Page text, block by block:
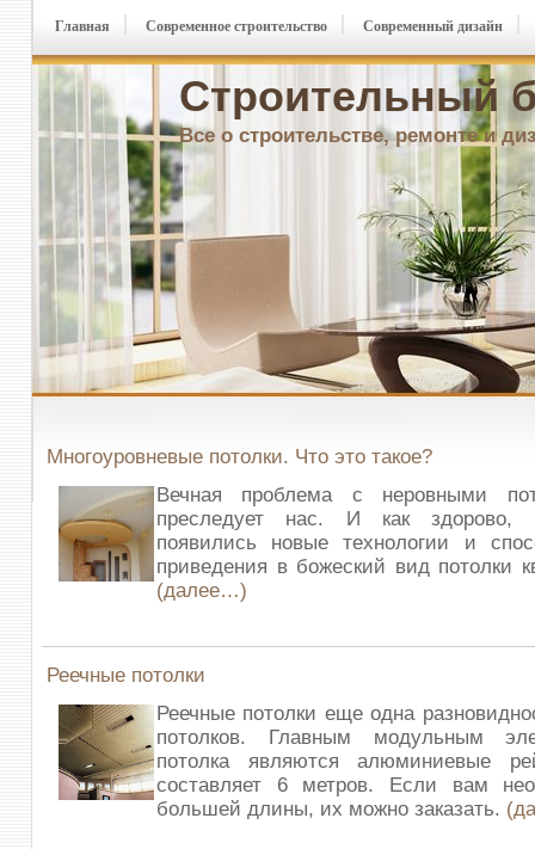
Строительный
Все о строительстве, ремонте и
Главная Современное строительство Современный дизайн
Многоуровневые потолки. Что это такое?
Вечная проблема с неровными
преследует нас. И как здорово,
появились новые технологии и
приведения в божеский вид потолки
(далее…)
Реечные потолки
Реечные потолки еще одна
потолков. Главным модульным
потолка являются алюминиевые
составляет 6 метров. Если вам
большей длины, их можно заказать.